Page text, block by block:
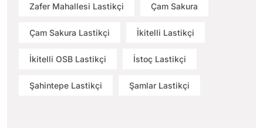
Zafer Mahallesi Lastikçi Çam Sakura
Çam Sakura Lastikçi İkitelli Lastikçi
İkitelli OSB Lastikçi İstoç Lastikçi
Şahintepe Lastikçi Şamlar Lastikçi